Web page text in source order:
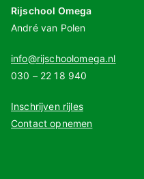
Rijschool Omega
André van Polen
info@rijschoolomega.nl
030 – 22 18 940
Inschrijven rijles
Contact opnemen